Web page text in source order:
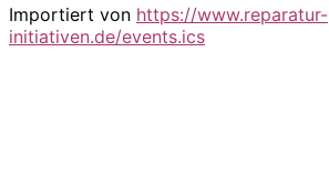
Importiert von https://www.reparatur-
initiativen.de/events.ics